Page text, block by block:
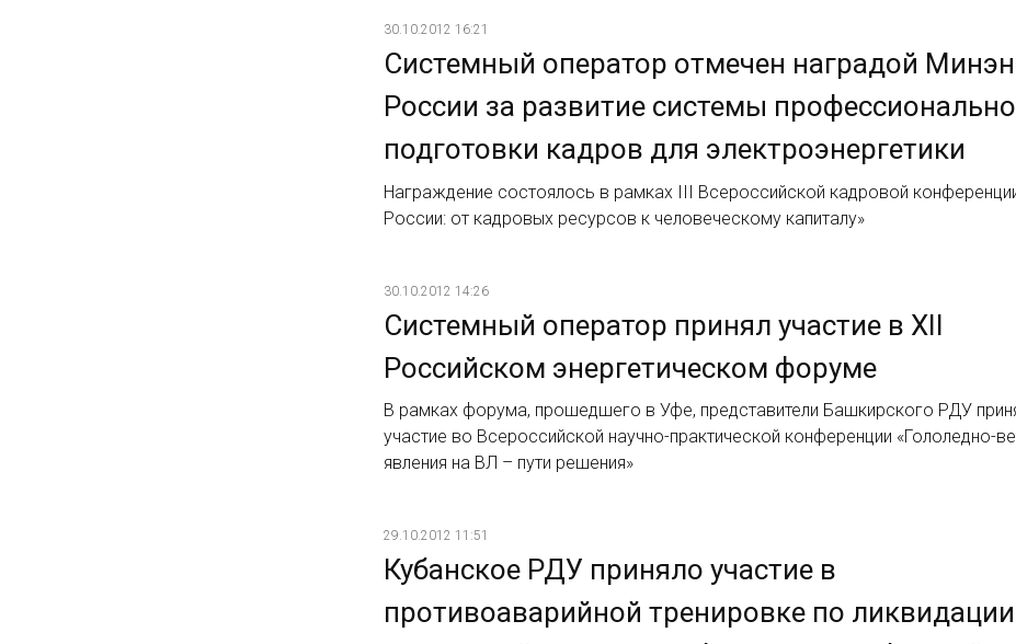
30.10.2012 16:21
Системный оператор отмечен наградой
России за развитие системы
подготовки кадров для электроэнергетики
Награждение состоялось в рамках III Всероссийской кадровой
России: от кадровых ресурсов к человеческому капиталу»
30.10.2012 14:26
Системный оператор принял участие в XII
Российском энергетическом форуме
В рамках форума, прошедшего в Уфе, представители Башкирского РДУ
участие во Всероссийской научно-практической конференции «Гололедно-
явления на ВЛ – пути решения»
29.10.2012 11:51
Кубанское РДУ приняло участие в
противоаварийной тренировке по ликвидации